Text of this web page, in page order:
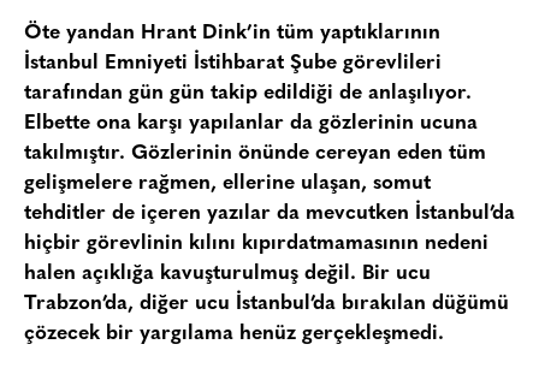
Öte yandan Hrant Dink’in tüm yaptıklarının
İstanbul Emniyeti İstihbarat Şube görevlileri
tarafından gün gün takip edildiği de anlaşılıyor.
Elbette ona karşı yapılanlar da gözlerinin ucuna
takılmıştır. Gözlerinin önünde cereyan eden tüm
gelişmelere rağmen, ellerine ulaşan, somut
tehditler de içeren yazılar da mevcutken İstanbul’da
hiçbir görevlinin kılını kıpırdatmamasının nedeni
halen açıklığa kavuşturulmuş değil. Bir ucu
Trabzon’da, diğer ucu İstanbul’da bırakılan düğümü
çözecek bir yargılama henüz gerçekleşmedi.